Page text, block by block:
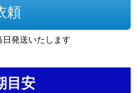
頼
発送いたします
目安